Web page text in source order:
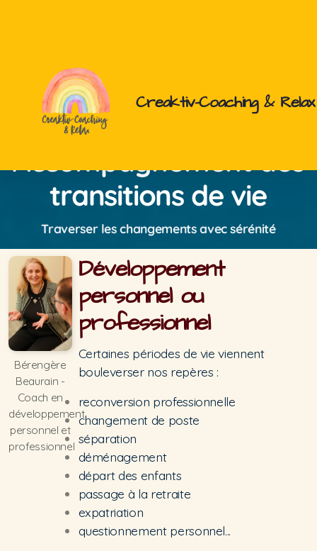
Creaktiv-Coaching & Relax
Accompagnement des
transitions de vie
Traverser les changements avec sérénité
Bérengère
Beaurain -
Coach en
développement
personnel et
professionnel
Développement
personnel ou
professionnel
Certaines périodes de vie viennent
bouleverser nos repères :
reconversion professionnelle
changement de poste
séparation
déménagement
départ des enfants
passage à la retraite
expatriation
questionnement personnel...
Sophrologie
Coaching
Stress
Anxiété
Burn-out